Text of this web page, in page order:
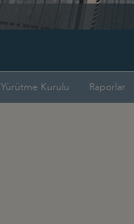
Yürütme Kurulu Raporlar